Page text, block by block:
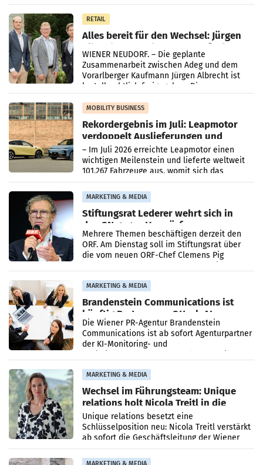
RETAIL
Alles bereit für den Wechsel: Jürgen
Albrecht setzt ab 1.1.2027 auf Adeg
WIENER NEUDORF. – Die geplante
Zusammenarbeit zwischen Adeg und dem
Vorarlberger Kaufmann Jürgen Albrecht ist
kartellrechtlich freigegeben: Die
Bundeswettbewerbsbehörde und der
Bundeskartellanwalt
MOBILITY BUSINESS
Rekordergebnis im Juli: Leapmotor
verdoppelt Auslieferungen und
überschreitet die 100.000er-Marke
– Im Juli 2026 erreichte Leapmotor einen
wichtigen Meilenstein und lieferte weltweit
101.267 Fahrzeuge aus, womit sich das
Ergebnis gegenüber Juli 2025 mehr als
verdoppelte (+102
MARKETING & MEDIA
Stiftungsrat Lederer wehrt sich in
den SN gegen Vorwürfe
Mehrere Themen beschäftigen derzeit den
ORF. Am Dienstag soll im Stiftungsrat über
die vom neuen ORF-Chef Clemens Pig
MARKETING & MEDIA
Brandenstein Communications ist
künftig Partner von OtterlyAI
Die Wiener PR-Agentur Brandenstein
Communications ist ab sofort Agenturpartner
der KI-Monitoring- und
MARKETING & MEDIA
Wechsel im Führungsteam: Unique
relations holt Nicola Treitl in die
Geschäftsleitung
Unique relations besetzt eine
Schlüsselposition neu: Nicola Treitl verstärkt
ab sofort die Geschäftsleitung der Wiener
PR-Agentur an der Seite von Josef Kalina und
Anna Kalina-Mahr.